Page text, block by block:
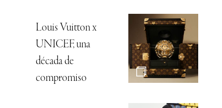
Louis Vuitton x
UNICEF, una
década de
compromiso